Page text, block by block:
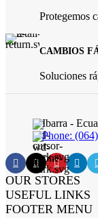
Protegemos
CAMBIOS
Soluciones
Ibarra -
Phone:
OUR STORES
USEFUL LINKS
FOOTER MENU